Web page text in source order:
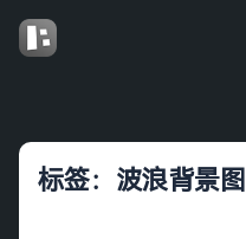
标签：波浪背景图